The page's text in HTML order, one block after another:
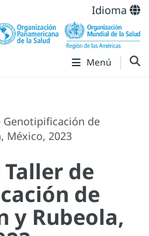
Idioma
Menú
Genotipificación de
México, 2023
de
de
y Rubeola,